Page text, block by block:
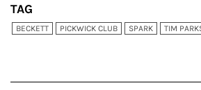
TAG
BECKETT PICKWICK CLUB SPARK TIM